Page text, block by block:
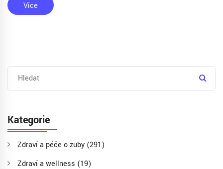
Více
Kategorie
Zdraví a péče o zuby (291)
Zdraví a wellness (19)